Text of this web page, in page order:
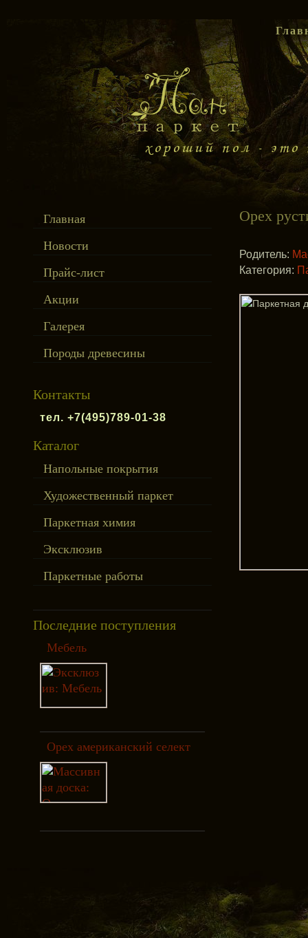
Главная
Новости
Прайс-лист
Акции
Галерея
Породы древесины
Контакты
тел. +7(495)789-01-38
Каталог
Напольные покрытия
Художественный паркет
Паркетная химия
Эксклюзив
Паркетные работы
Последние поступления
Мебель
Орех американский селект
Орех
Родитель:
Категория: